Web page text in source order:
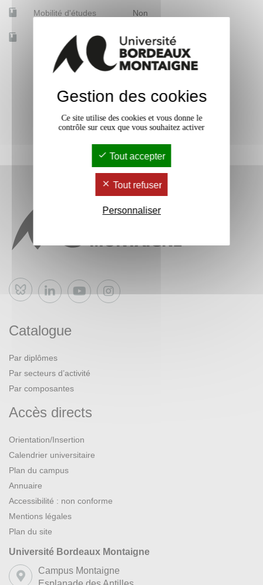
Mobilité d'études Non
Accessible à distance Non
Bluesky
Catalogue
Par diplômes
Par secteurs d’activité
Par composantes
Accès directs
Orientation/Insertion
Calendrier universitaire
Plan du campus
Annuaire
Accessibilité : non conforme
Mentions légales
Plan du site
Université Bordeaux Montaigne
Campus Montaigne
Gestion des cookies
Ce site utilise des cookies et vous donne le
contrôle sur ceux que vous souhaitez activer
Tout accepter
Tout refuser
Personnaliser